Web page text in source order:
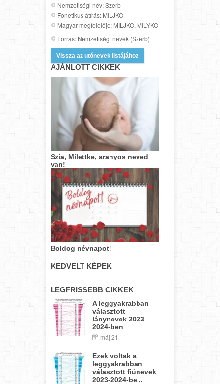
Nemzetiségi név: Szerb
Fonetikus átírás: MILJKO
Magyar megfelelője: MILJKO, MILYKO
Forrás: Nemzetiségi nevek (Szerb)
Vissza az utónevek listájához
AJÁNLOTT CIKKEK
Szia, Milettke, aranyos neved
van!
Boldog névnapot!
KEDVELT KÉPEK
LEGFRISSEBB CIKKEK
A leggyakrabban
választott
lánynevek 2023-
2024-ben
máj 21
Ezek voltak a
leggyakrabban
választott fiúnevek
2023-2024-be...